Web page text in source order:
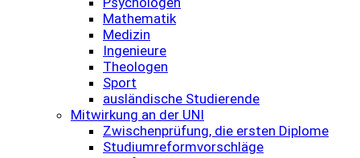
Mathematik
Medizin
Ingenieure
Theologen
Sport
ausländische Studierende
Mitwirkung an der UNI
Zwischenprüfung, die ersten Diplome
Studiumreformvorschläge